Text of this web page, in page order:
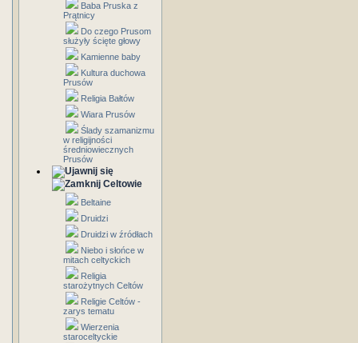
Baba Pruska z
Prątnicy
Do czego Prusom
służyły ścięte głowy
Kamienne baby
Kultura duchowa
Prusów
Religia Bałtów
Wiara Prusów
Ślady szamanizmu
w religijności
średniowiecznych
Prusów
Celtowie
Beltaine
Druidzi
Druidzi w źródłach
Niebo i słońce w
mitach celtyckich
Religia
starożytnych Celtów
Religie Celtów -
zarys tematu
Wierzenia
staroceltyckie